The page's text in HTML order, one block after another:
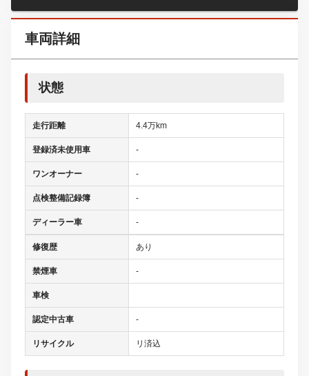
車両詳細
状態
走行距離 4.4万km
登録済未使用車 -
ワンオーナー -
点検整備記録簿 -
ディーラー車 -
修復歴 あり
禁煙車 -
車検
認定中古車 -
リサイクル リ済込